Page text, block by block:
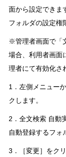
面から設定できま
フォルダの設定権
※管理者画面で「
場合、利用者画面
理者にて有効化さ
1．左側メニュー
クします。
2．全文検索 自動
自動登録するフォ
3．［変更］をク